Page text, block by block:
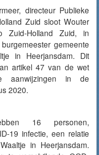
directeur Publieke
Zuid sloot Wouter
Zuid-Holland Zuid, in
gemeente
in Heerjansdam. Dit
artikel 47 van de wet
aanwijzingen in de
2020.
16 personen,
19 infectie, een relatie
in Heerjansdam.